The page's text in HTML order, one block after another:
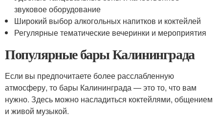
звуковое оборудование
Широкий выбор алкогольных напитков и коктейлей
Регулярные тематические вечеринки и мероприятия
Популярные бары Калининграда
Если вы предпочитаете более расслабленную
атмосферу, то бары Калининграда — это то, что вам
нужно. Здесь можно насладиться коктейлями, общением
и живой музыкой.